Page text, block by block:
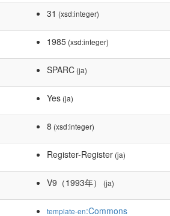
31 (xsd:integer)
1985 (xsd:integer)
SPARC (ja)
Yes (ja)
8 (xsd:integer)
Register-Register (ja)
V9（1993年） (ja)
template-en:Commons